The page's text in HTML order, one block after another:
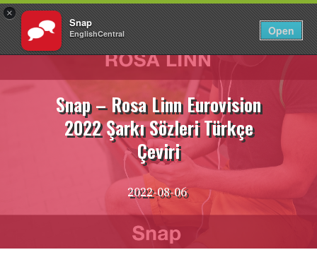
×
Snap
EnglishCentral Open
Giriş Yap TR
İçeriğe
Snap – Rosa Linn Eurovision
2022 Şarkı Sözleri Türkçe
Çeviri
2022-08-06